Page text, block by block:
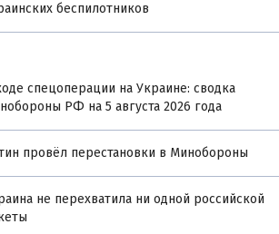
беспилотников
спецоперации на Украине: сводка
РФ на 5 августа 2026 года
провёл перестановки в Минобороны
не перехватила ни одной российской